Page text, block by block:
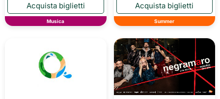
Musica Summer